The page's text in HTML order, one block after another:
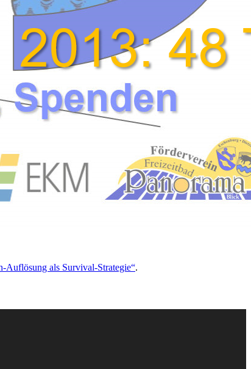
Auflösung als Survival-Strategie“.